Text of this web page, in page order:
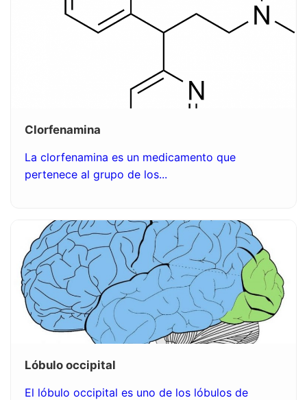
Clorfenamina
La clorfenamina es un medicamento que
pertenece al grupo de los...
Lóbulo occipital
El lóbulo occipital es uno de los lóbulos de